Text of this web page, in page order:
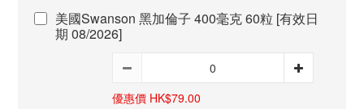
美國Swanson 黑加倫子 400毫克 60粒 [有效日
期 08/2026]
優惠價 HK$79.00